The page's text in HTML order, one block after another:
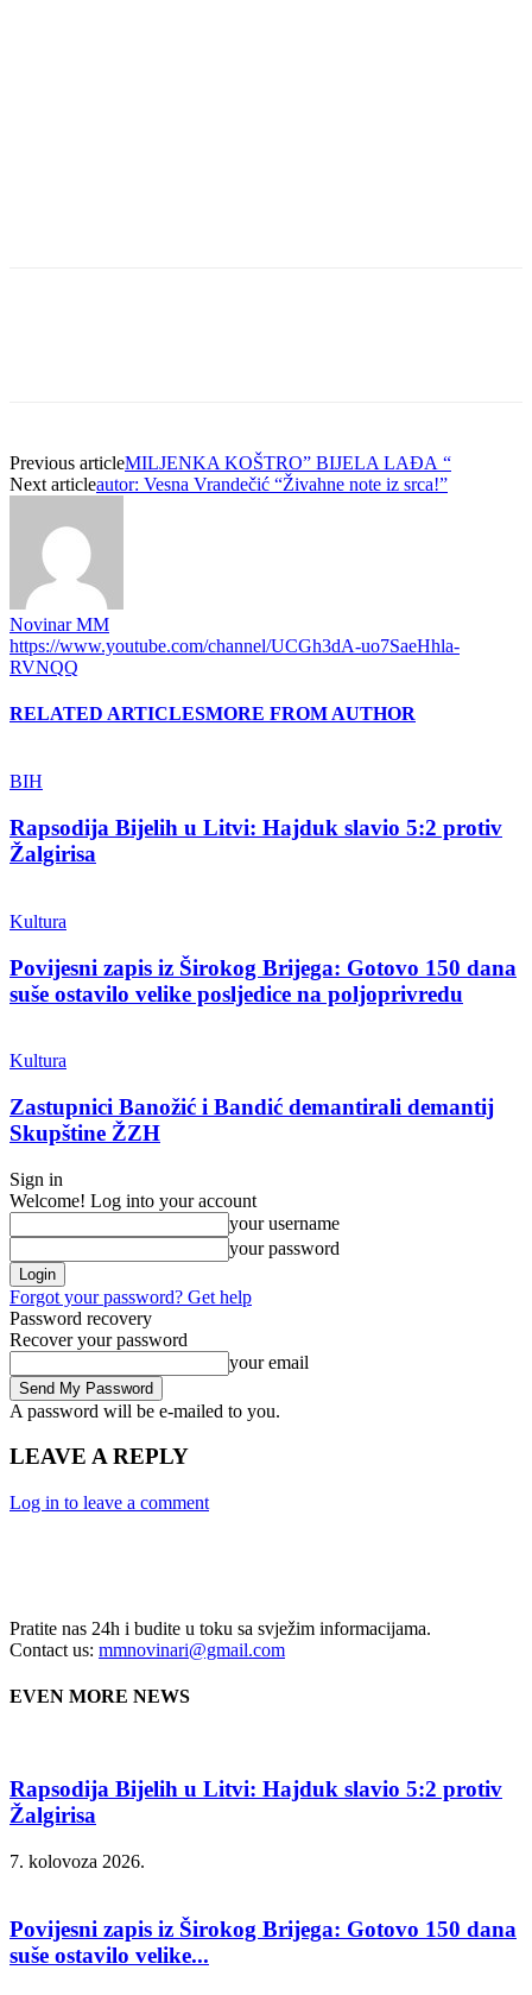
Previous articleMILJENKA KOŠTRO” BIJELA LAĐA “
Next articleautor: Vesna Vrandečić “Živahne note iz srca!”
Novinar MM
https://www.youtube.com/channel/UCGh3dA-uo7SaeHhla-
RVNQQ
RELATED ARTICLESMORE FROM AUTHOR
BIH
Rapsodija Bijelih u Litvi: Hajduk slavio 5:2 protiv
Žalgirisa
Kultura
Povijesni zapis iz Širokog Brijega: Gotovo 150 dana
suše ostavilo velike posljedice na poljoprivredu
Kultura
Zastupnici Banožić i Bandić demantirali demantij
Skupštine ŽZH
Sign in
Welcome! Log into your account
your username
your password
Forgot your password? Get help
Password recovery
Recover your password
your email
A password will be e-mailed to you.
LEAVE A REPLY
Log in to leave a comment
Pratite nas 24h i budite u toku sa svježim informacijama.
Contact us: mmnovinari@gmail.com
EVEN MORE NEWS
Rapsodija Bijelih u Litvi: Hajduk slavio 5:2 protiv
Žalgirisa
7. kolovoza 2026.
Povijesni zapis iz Širokog Brijega: Gotovo 150 dana
suše ostavilo velike...